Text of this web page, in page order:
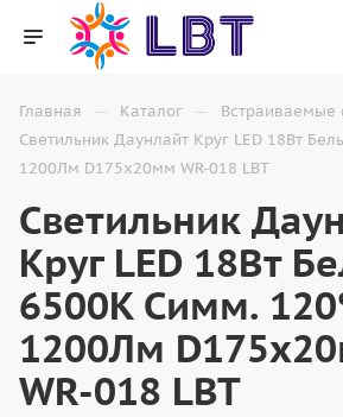
Главная — Каталог — Встраиваемые
Светильник Даунлайт Круг LED 18Вт
1200Лм D175х20мм WR-018 LBT
Светильник
Круг LED 18Вт
6500K Симм.
1200Лм
WR-018 LBT